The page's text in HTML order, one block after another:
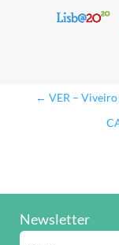
← VER –
Newsletter